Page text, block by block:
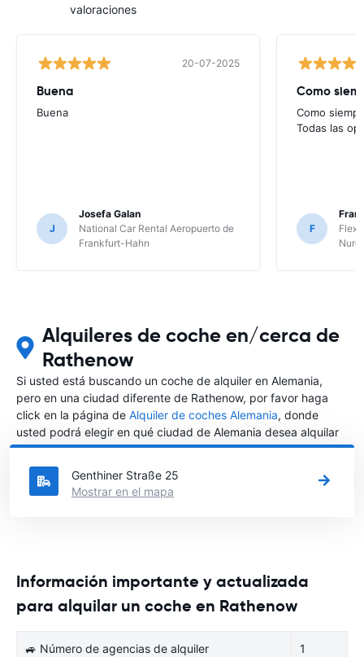
valoraciones
20-07-2025
Buena
Buena
J
Josefa Galan
National Car Rental Aeropuerto de
Frankfurt-Hahn
Como
Como
Todas las
F
Flex
Alquileres de coche en/cerca de
Rathenow
Si usted está buscando un coche de alquiler en Alemania,
pero en una ciudad diferente de Rathenow, por favor haga
click en la página de Alquiler de coches Alemania, donde
usted podrá elegir en qué ciudad de Alemania desea alquilar
un coche.
Genthiner Straße 25
Mostrar en el mapa
Información importante y actualizada
para alquilar un coche en Rathenow
🚙 Número de agencias de alquiler 1